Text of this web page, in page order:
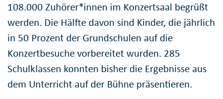
108.000 Zuhörer*innen im Konzertsaal begrüßt
werden. Die Hälfte davon sind Kinder, die jährlich
in 50 Prozent der Grundschulen auf die
Konzertbesuche vorbereitet wurden. 285
Schulklassen konnten bisher die Ergebnisse aus
dem Unterricht auf der Bühne präsentieren.